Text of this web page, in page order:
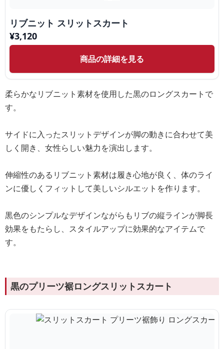
リブニット スリットスカート
¥3,120
商品の詳細を見る
柔らかなリブニット素材を使用した黒のロングスカートで
す。
サイドに入ったスリットデザインが脚の動きに合わせて美
しく開き、女性らしい魅力を演出します。
伸縮性のあるリブニット素材は履き心地が良く、体のライ
ンに優しくフィットして美しいシルエットを作ります。
黒色のシンプルなデザインながらもリブの縦ラインが脚長
効果をもたらし、スタイルアップに効果的なアイテムで
す。
黒のプリーツ裾ロングスリットスカート